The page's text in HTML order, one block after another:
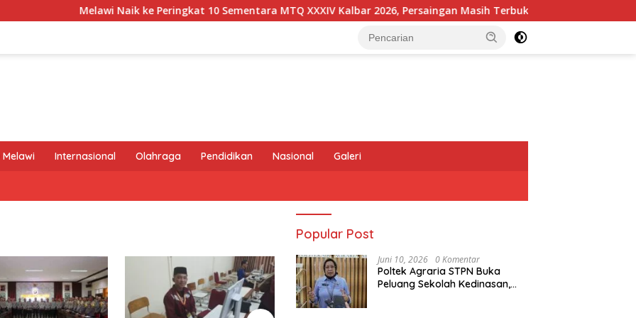
Melawi Naik ke Peringkat 10 Sementara MTQ XXXIV Kalbar 2026, Persaingan Masih Terbuka
Melawi Internasional Olahraga Pendidikan Nasional Galeri
Popular Post
Juni 10, 2026 0 Komentar
Poltek Agraria STPN Buka
Peluang Sekolah Kedinasan,